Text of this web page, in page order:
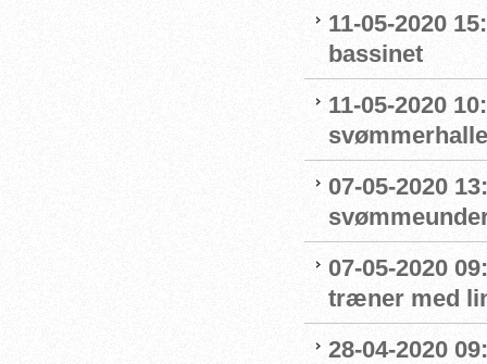
11-05-2020
bassinet
11-05-2020
07-05-2020
07-05-2020
træner med
28-04-2020